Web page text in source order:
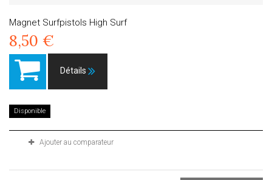
Magnet Surfpistols High Surf
8,50 €
Détails
Disponible
Ajouter au comparateur